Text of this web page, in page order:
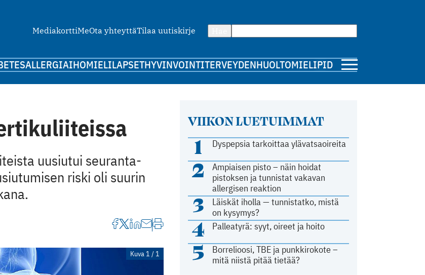
MediakorttiMeOta yhteyttäTilaa uutiskirje
ALLERGIAIHOMIELILAPSETHYVINVOINTITERVEYDENHUOLTOMIELIPIDE
VIIKON LUETUIMMAT
1 Dyspepsia tarkoittaa ylävatsaoireita
2
Ampiaisen pisto – näin hoidat
pistoksen ja tunnistat vakavan
allergisen reaktion
3
Läiskät iholla — tunnistatko, mistä
on kysymys?
4 Palleatyrä: syyt, oireet ja hoito
5
Borrelioosi, TBE ja punkkirokote –
mitä niistä pitää tietää?
uusiutui seuranta-
riski oli suurin
Kuva 1 / 1